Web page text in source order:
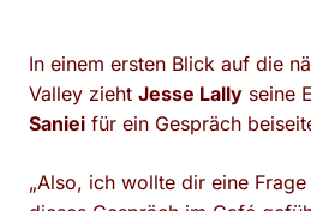
In einem ersten Blick auf die
Valley zieht Jesse Lally seine
Saniei für ein Gespräch
„Also, ich wollte dir eine